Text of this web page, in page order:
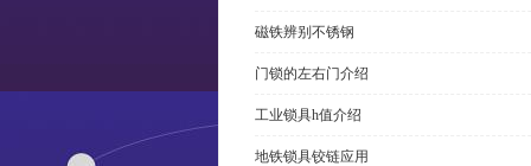
磁铁辨别不锈钢
门锁的左右门介绍
工业锁具h值介绍
地铁锁具铰链应用